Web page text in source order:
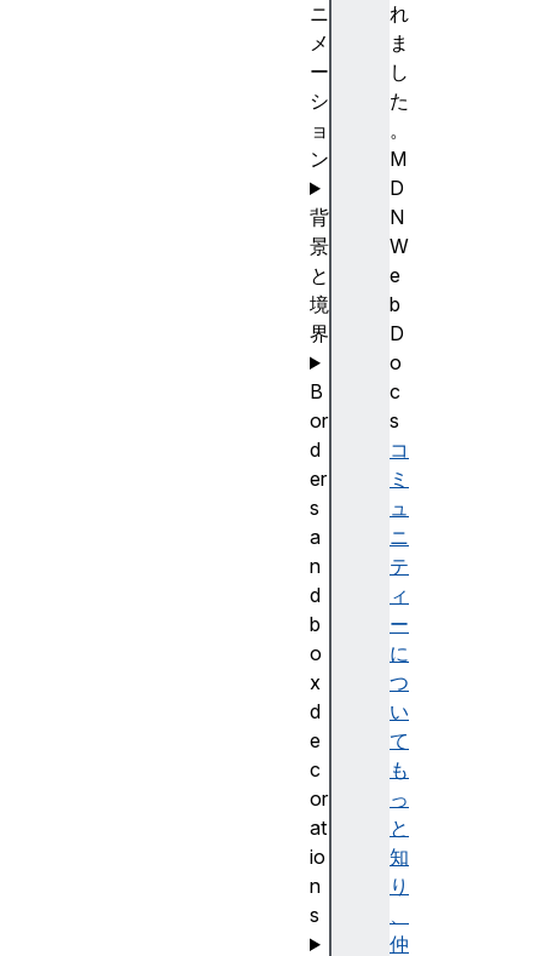
れ
ま
し
た
。
M
D
N
W
e
b
D
o
c
s
コ
ミ
ュ
ニ
テ
ィ
ー
に
つ
い
て
も
っ
と
知
り
、
仲
ニ
メ
ー
シ
ョ
ン
背
景
と
境
界
B
or
d
er
s
a
n
d
b
o
x
d
e
c
or
at
io
n
s